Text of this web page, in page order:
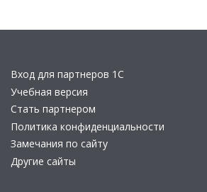
Вход для партнеров 1С
Учебная версия
Стать партнером
Политика конфиденциальности
Замечания по сайту
Другие сайты